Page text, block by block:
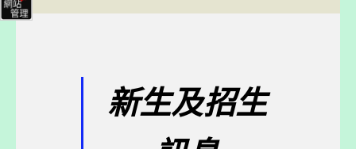
新生及招生